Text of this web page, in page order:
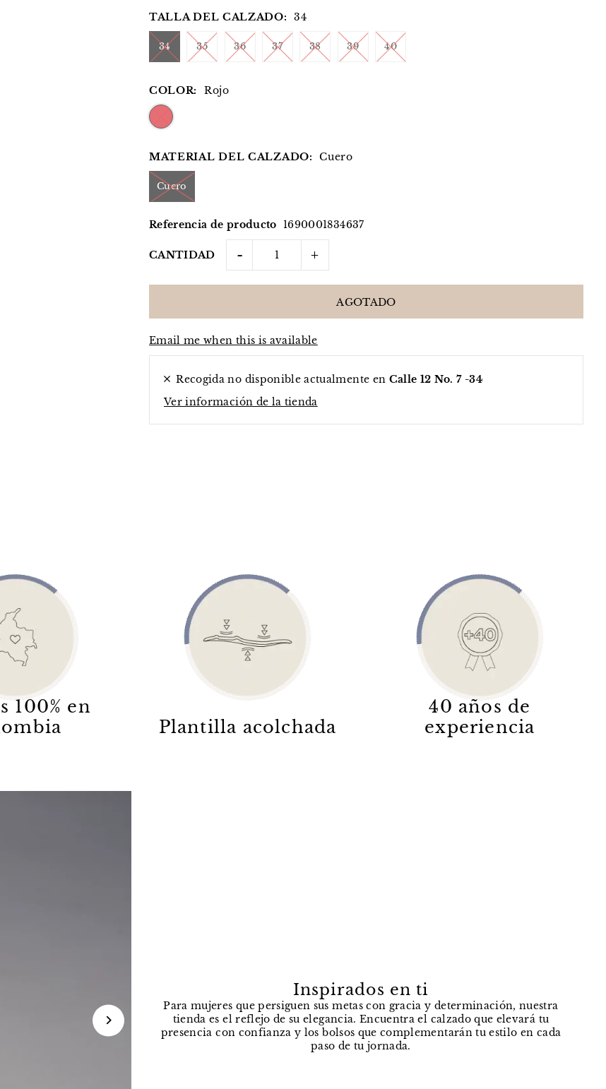
TALLA DEL CALZADO: 34
34 35 36 37 38 39 40
COLOR: Rojo
MATERIAL DEL CALZADO: Cuero
Cuero
Referencia de producto 1690001834637
CANTIDAD - +
Email me when this is available
Recogida no disponible actualmente en Calle 12 No. 7 -34
Ver información de la tienda
100% en
Plantilla acolchada
40 años de
experiencia
Inspirados en ti
Para mujeres que persiguen sus metas con gracia y determinación, nuestra
tienda es el reflejo de su elegancia. Encuentra el calzado que elevará tu
presencia con confianza y los bolsos que complementarán tu estilo en cada
paso de tu jornada.